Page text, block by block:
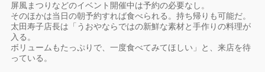
屏風まつりなどのイベント開催中は予約の必要なし。
そのほかは当日の朝予約すれば食べられる。持ち帰りも可能だ。
太田寿子店長は「うおやならではの新鮮な素材と手作りの料理が
入る。
ボリュームもたっぷりで、一度食べてみてほしい」と、来店を待
っている。